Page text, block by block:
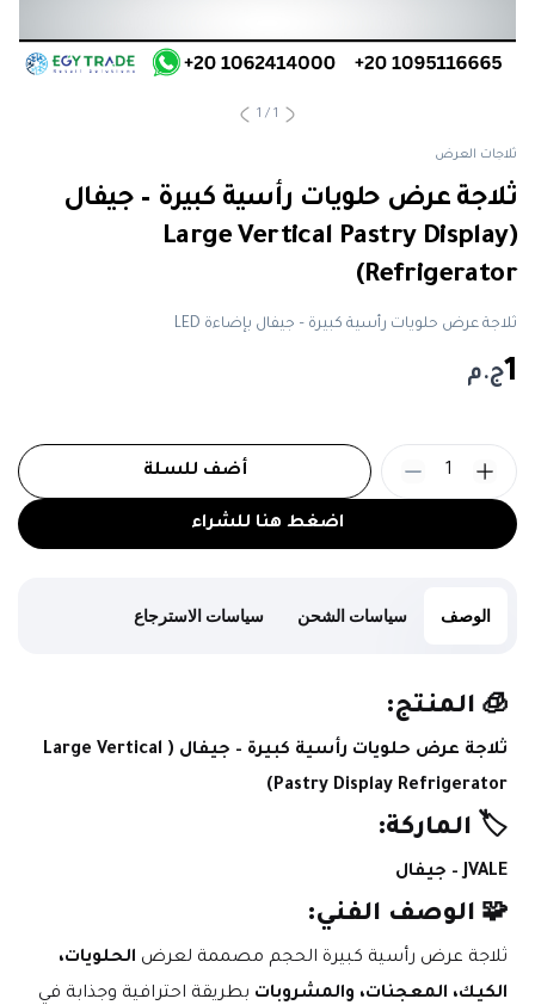
1
/
1
ثلاجات العرض
ثلاجة عرض حلويات رأسية كبيرة – جيفال
(Large Vertical Pastry Display
Refrigerator)
ثلاجة عرض حلويات رأسية كبيرة – جيفال بإضاءة LED
1ج.م
اضغط هنا للشراء
أضف للسلة 1
الوصف سياسات الشحن سياسات الاسترجاع
🧊 المنتج:
ثلاجة عرض حلويات رأسية كبيرة – جيفال (Large Vertical
Pastry Display Refrigerator)
🏷️ الماركة:
JVALE – جيفال
🧩 الوصف الفني:
ثلاجة عرض رأسية كبيرة الحجم مصممة لعرض
الكيك، المعجنات، والمشروبات بطريقة احترافية وجذابة في